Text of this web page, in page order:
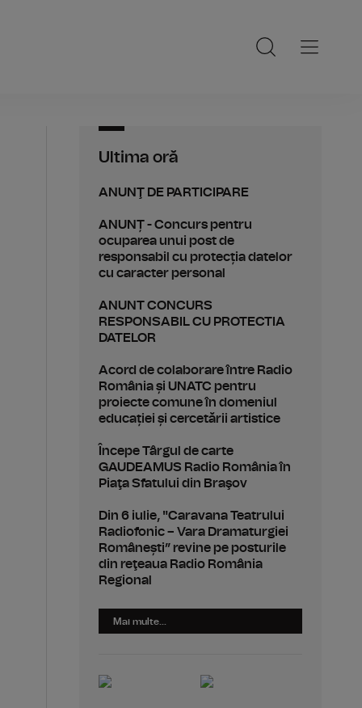
Ultima oră
ANUNŢ DE PARTICIPARE
ANUNȚ - Concurs pentru
ocuparea unui post de
responsabil cu protecția datelor
cu caracter personal
ANUNT CONCURS
RESPONSABIL CU PROTECTIA
DATELOR
Acord de colaborare între Radio
România și UNATC pentru
proiecte comune în domeniul
educației și cercetării artistice
Începe Târgul de carte
GAUDEAMUS Radio România în
Piaţa Sfatului din Braşov
Din 6 iulie, "Caravana Teatrului
Radiofonic – Vara Dramaturgiei
Românești” revine pe posturile
din reţeaua Radio România
Regional
Mai multe...